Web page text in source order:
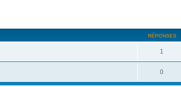
RÉPONSES
1
0